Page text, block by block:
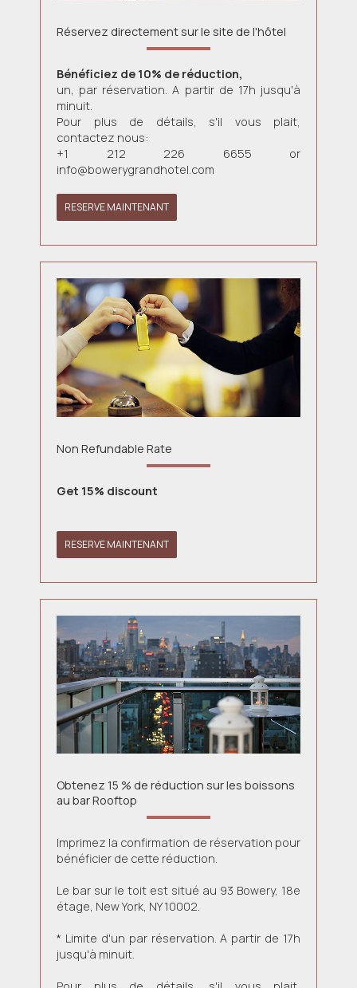
Réservez directement sur le site de l'hôtel
Bénéficiez de 10% de réduction,
un, par réservation. A partir de 17h jusqu'à
minuit.
Pour plus de détails, s'il vous plait,
contactez nous:
+1 212 226 6655 or
info@bowerygrandhotel.com
RESERVE MAINTENANT
Non Refundable Rate
Get 15% discount
RESERVE MAINTENANT
Obtenez 15 % de réduction sur les boissons
au bar Rooftop
Imprimez la confirmation de réservation pour
bénéficier de cette réduction.
Le bar sur le toit est situé au 93 Bowery, 18e
étage, New York, NY 10002.
* Limite d'un par réservation. A partir de 17h
jusqu'à minuit.